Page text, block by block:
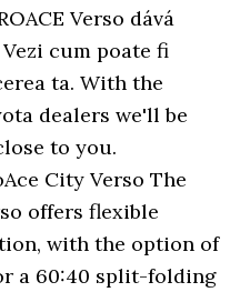
Verso dává
cum poate fi
ta. With the
dealers we'll be
to you.
City Verso The
offers flexible
with the option of
a 60:40 split-folding